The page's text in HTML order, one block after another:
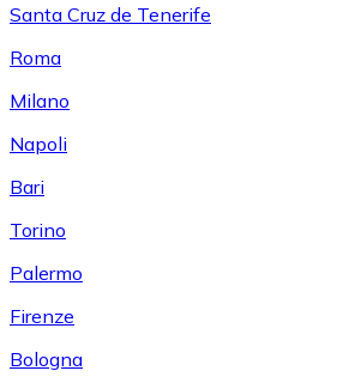
Santa Cruz de Tenerife
Roma
Milano
Napoli
Bari
Torino
Palermo
Firenze
Bologna